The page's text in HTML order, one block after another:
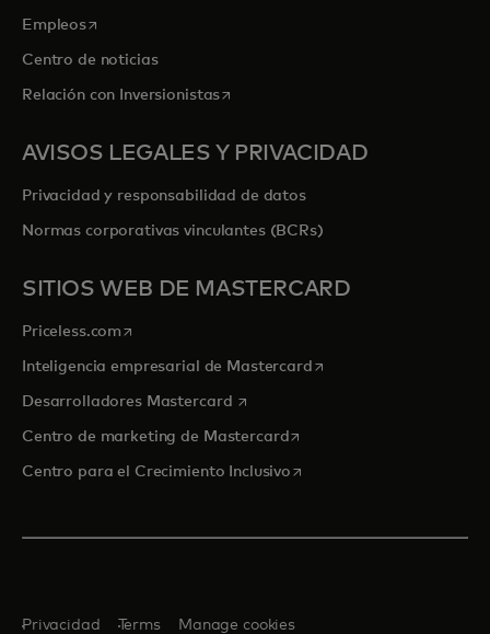
Empleosse abre en una pestaña nueva
Centro de noticias
Relación con Inversionistasse abre en una pestaña nueva
AVISOS LEGALES Y PRIVACIDAD
Privacidad y responsabilidad de datos
Normas corporativas vinculantes (BCRs)
SITIOS WEB DE MASTERCARD
Priceless.com se abre en una pestaña nueva
Inteligencia empresarial de Mastercardse abre en una pestaña
Desarrolladores Mastercard se abre en una pestaña nueva
Centro de marketing de Mastercardse abre en una pestaña
Centro para el Crecimiento Inclusivose abre en una pestaña
Privacidad Terms Manage cookies